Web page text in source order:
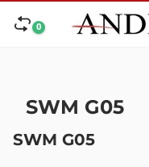
0
SWM G05
SWM G05